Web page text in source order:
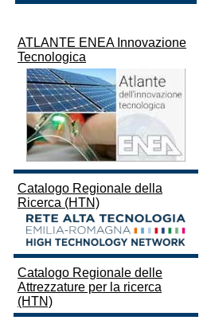
ATLANTE ENEA Innovazione
Tecnologica
Catalogo Regionale della
Ricerca (HTN)
Catalogo Regionale delle
Attrezzature per la ricerca
(HTN)